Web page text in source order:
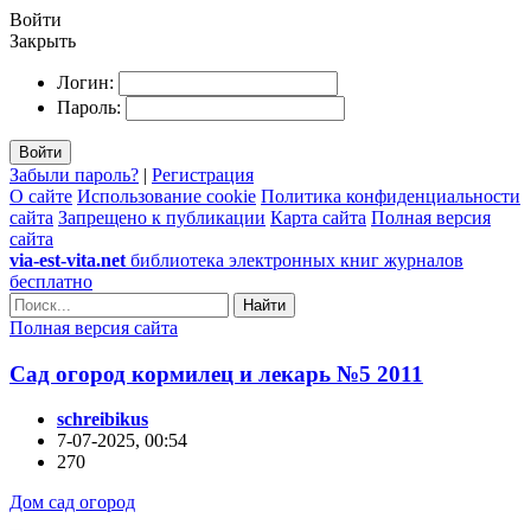
Войти
Закрыть
Логин:
Пароль:
Войти
Забыли пароль? | Регистрация
О сайте Использование cookie Политика конфиденциальности
сайта Запрещено к публикации Карта сайта Полная версия
сайта
via-est-vita.net библиотека электронных книг журналов
бесплатно
Найти
Полная версия сайта
Сад огород кормилец и лекарь №5 2011
schreibikus
7-07-2025, 00:54
270
Дом сад огород